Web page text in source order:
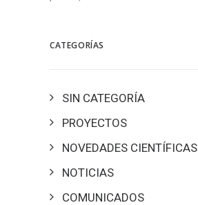
CATEGORÍAS
SIN CATEGORÍA
PROYECTOS
NOVEDADES CIENTÍFICAS
NOTICIAS
COMUNICADOS